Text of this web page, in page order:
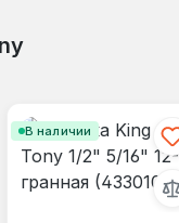
В наличии